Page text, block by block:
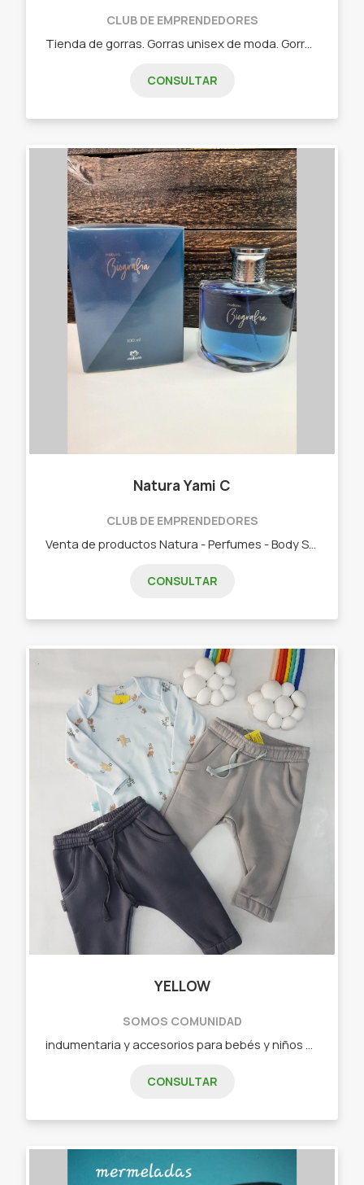
CLUB DE EMPRENDEDORES
CONSULTAR
Natura Yami C
CLUB DE EMPRENDEDORES
CONSULTAR
YELLOW
SOMOS COMUNIDAD
CONSULTAR